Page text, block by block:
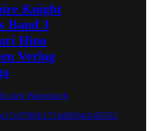
Knight
Band 3
Hino
Verlag
In den Warenkorb